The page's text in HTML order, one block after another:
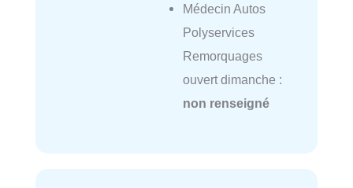
Médecin Autos
Polyservices
Remorquages
ouvert dimanche :
non renseigné